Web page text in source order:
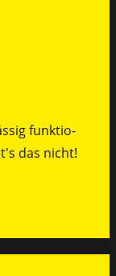
funktio­
das nicht!